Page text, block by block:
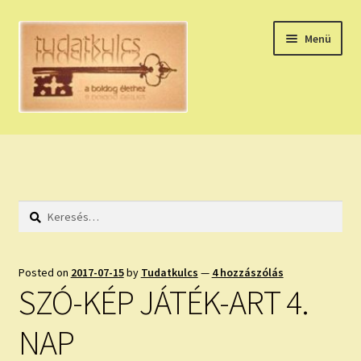
Ugrás
navigációhoz
Kilépés
tartalomba
Menü
HÚZZ EGY KÁRTYÁT!
HOLDNAPTÁR
NAPI ASZTROLÓGIA
KÉRJ EGY MEGERŐSÍTÉST!
Keresés:
Posted on 2017-07-15by Tudatkulcs — 4 hozzászólás
SZÓ-KÉP JÁTÉK-ART 4.
NAP